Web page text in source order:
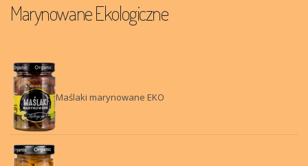
MarynowaneEkologiczne
Maślaki marynowane EKO